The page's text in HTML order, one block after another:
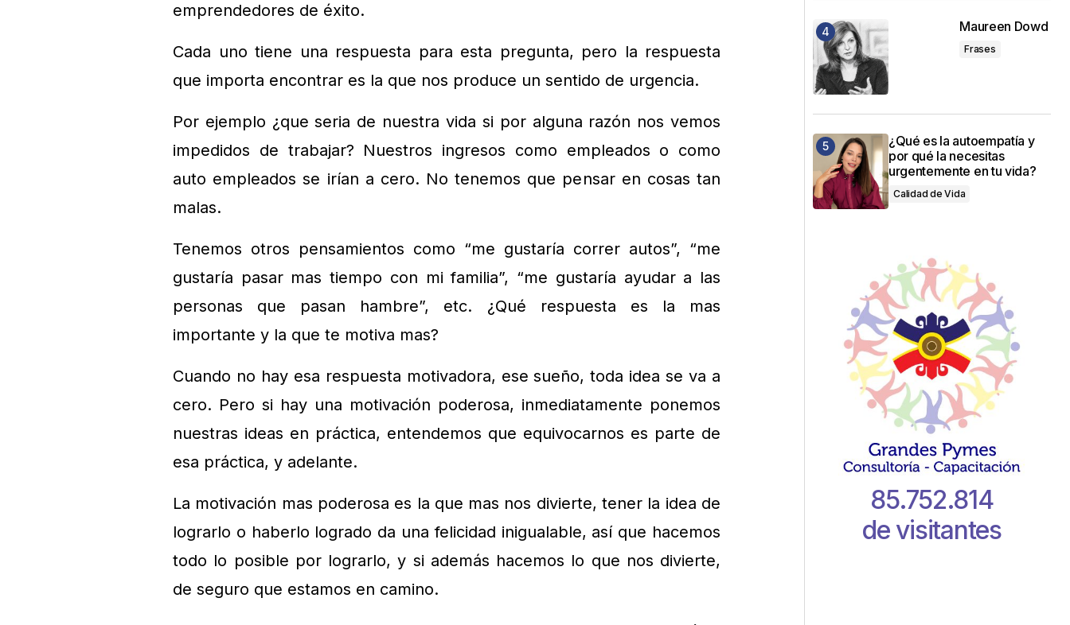
emprendedores de éxito.
Cada uno tiene una respuesta para esta pregunta, pero la respuesta
que importa encontrar es la que nos produce un sentido de urgencia.
Por ejemplo ¿que seria de nuestra vida si por alguna razón nos vemos
impedidos de trabajar? Nuestros ingresos como empleados o como
auto empleados se irían a cero. No tenemos que pensar en cosas tan
malas.
Tenemos otros pensamientos como “me gustaría correr autos”, “me
gustaría pasar mas tiempo con mi familia”, “me gustaría ayudar a las
personas que pasan hambre”, etc. ¿Qué respuesta es la mas
importante y la que te motiva mas?
Cuando no hay esa respuesta motivadora, ese sueño, toda idea se va a
cero. Pero si hay una motivación poderosa, inmediatamente ponemos
nuestras ideas en práctica, entendemos que equivocarnos es parte de
esa práctica, y adelante.
La motivación mas poderosa es la que mas nos divierte, tener la idea de
lograrlo o haberlo logrado da una felicidad inigualable, así que hacemos
todo lo posible por lograrlo, y si además hacemos lo que nos divierte,
de seguro que estamos en camino.
Maureen Dowd
Frases
¿Qué es la autoempatía y
por qué la necesitas
urgentemente en tu vida?
Calidad de Vida
85.752.814
de visitantes